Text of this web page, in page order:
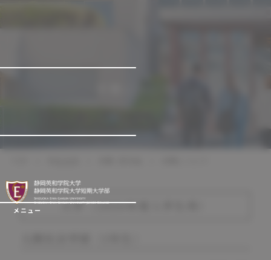
メニュー 大学（2026年度入学生用）